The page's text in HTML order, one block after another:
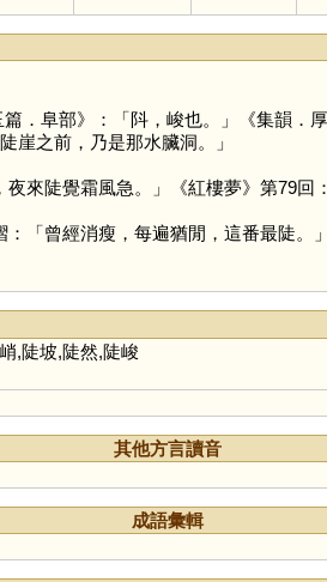
．阜部》：「阧，峻也。」《集韻．
崖之前，乃是那水臟洞。」
來陡覺霜風急。」《紅樓夢》第79回
「曾經消瘦，每遍猶閒，這番最陡。」
,陡坡,陡然,陡峻
其他方言讀音
成語彙輯